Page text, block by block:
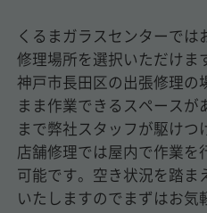
くるまガラスセンターで
修理場所を選択いただけま
神戸市長田区の出張修理の
まま作業できるスペース
まで弊社スタッフが駆けつ
店舗修理では屋内で作業を
可能です。空き状況を踏ま
いたしますのでまずはお気